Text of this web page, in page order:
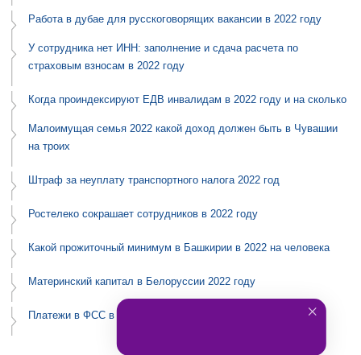
Работа в дубае для русскоговорящих вакансии в 2022 году
У сотрудника нет ИНН: заполнение и сдача расчета по
страховым взносам в 2022 году
Когда проиндексируют ЕДВ инвалидам в 2022 году и на сколько
Малоимущая семья 2022 какой доход должен быть в Чувашии
на троих
Штраф за неуплату транспортного налога 2022 год
Ростелеко сокрашает сотрудников в 2022 году
Какой прожиточный минимум в Башкирии в 2022 на человека
Материнский капитал в Белоруссии 2022 году
Платежи в ФСС в 2022 году реквизиты Москва